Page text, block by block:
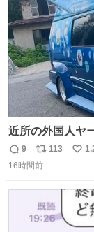
近所の外国人ヤ
てました😭 外装
し、、 可哀想に
返
信
9
リ
ポ
ト
数
113
い
数
16時間前